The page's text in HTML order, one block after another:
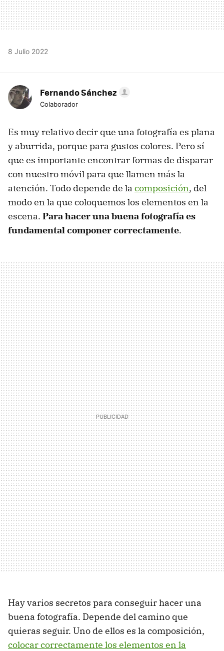
8 Julio 2022
Fernando Sánchez
Colaborador
Es muy relativo decir que una fotografía es plana
y aburrida, porque para gustos colores. Pero sí
que es importante encontrar formas de disparar
con nuestro móvil para que llamen más la
atención. Todo depende de la composición, del
modo en la que coloquemos los elementos en la
escena. Para hacer una buena fotografía es
fundamental componer correctamente.
Hay varios secretos para conseguir hacer una
buena fotografía. Depende del camino que
quieras seguir. Uno de ellos es la composición,
colocar correctamente los elementos en la